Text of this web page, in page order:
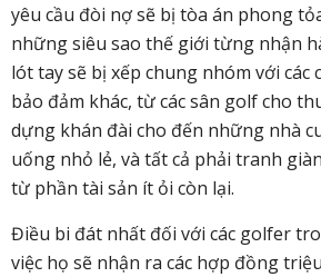
yêu cầu đòi nợ sẽ bị tòa án phong
những siêu sao thế giới từng nhận
lót tay sẽ bị xếp chung nhóm với các
bảo đảm khác, từ các sân golf cho
dựng khán đài cho đến những nhà
uống nhỏ lẻ, và tất cả phải tranh
từ phần tài sản ít ỏi còn lại.
Điều bi đát nhất đối với các golfer
việc họ sẽ nhận ra các hợp đồng